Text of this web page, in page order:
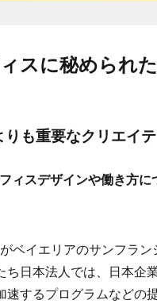
スに秘められ
も重要なクリエイ
ィスデザインや働き方
ベイエリアのサンフラ
ち日本法人では、日本企
速するプログラムなどの